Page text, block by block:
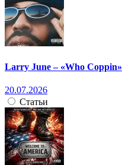
Larry June – «Who Coppin»
20.07.2026
Статьи